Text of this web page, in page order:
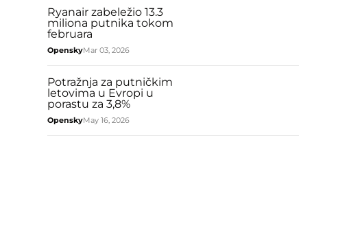
Ryanair zabeležio 13.3
miliona putnika tokom
februara
OpenskyMar 03, 2026
Potražnja za putničkim
letovima u Evropi u
porastu za 3,8%
OpenskyMay 16, 2026